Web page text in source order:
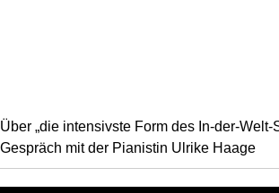
Über „die intensivste Form des In-der-Welt-
Gespräch mit der Pianistin Ulrike Haage